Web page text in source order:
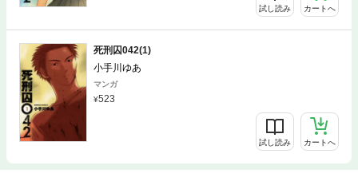
試し読み カートへ
死刑囚042(1)
小手川ゆあ
マンガ
523
試し読み カートへ